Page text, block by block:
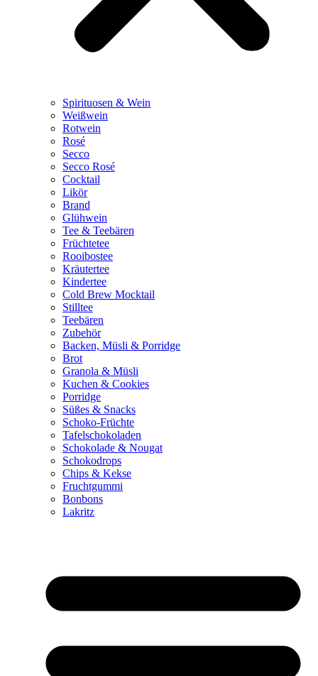
Spirituosen & Wein
Weißwein
Rotwein
Rosé
Secco
Secco Rosé
Cocktail
Likör
Brand
Glühwein
Tee & Teebären
Früchtetee
Rooibostee
Kräutertee
Kindertee
Cold Brew Mocktail
Stilltee
Teebären
Zubehör
Backen, Müsli & Porridge
Brot
Granola & Müsli
Kuchen & Cookies
Porridge
Süßes & Snacks
Schoko-Früchte
Tafelschokoladen
Schokolade & Nougat
Schokodrops
Chips & Kekse
Fruchtgummi
Bonbons
Lakritz